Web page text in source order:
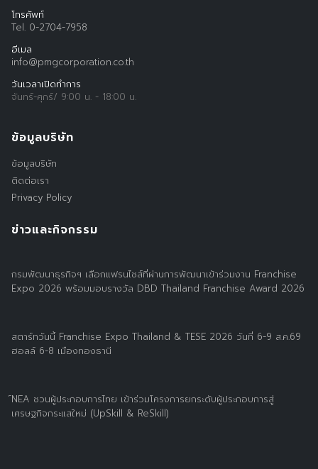
Search
โทรศัพท์
Tel. 0-2704-7958
อีเมล
info@pmgcorporation.co.th
วันเวลาเปิดทำการ
จันทร์-ศุกร์/ 9:00 น. - 18:00 น.
ข้อมูลบริษัท
ข้อมูลบริษัท
ติดต่อเรา
Privacy Policy
ข่าวและกิจกรรม
กรมพัฒนาธุรกิจฯ เลือกแฟรนไชส์ที่ผ่านการพัฒนาเข้าร่วมงาน Franchise
Expo 2026 พร้อมมอบรางวัล DBD Thailand Franchise Award 2026
สตาร์ทวันนี้ Franchise Expo Thailand & TESE 2026 วันที่ 6-9 ส.ค.69
ฮอลล์ 6-8 เมืองทองธานี
์NEA ชวนผู้ประกอบการไทย เข้าร่วมโครงการยกระดับผู้ประกอบการสู่
เศรษฐกิจกระแสใหม่ (UpSkill & ReSkill)